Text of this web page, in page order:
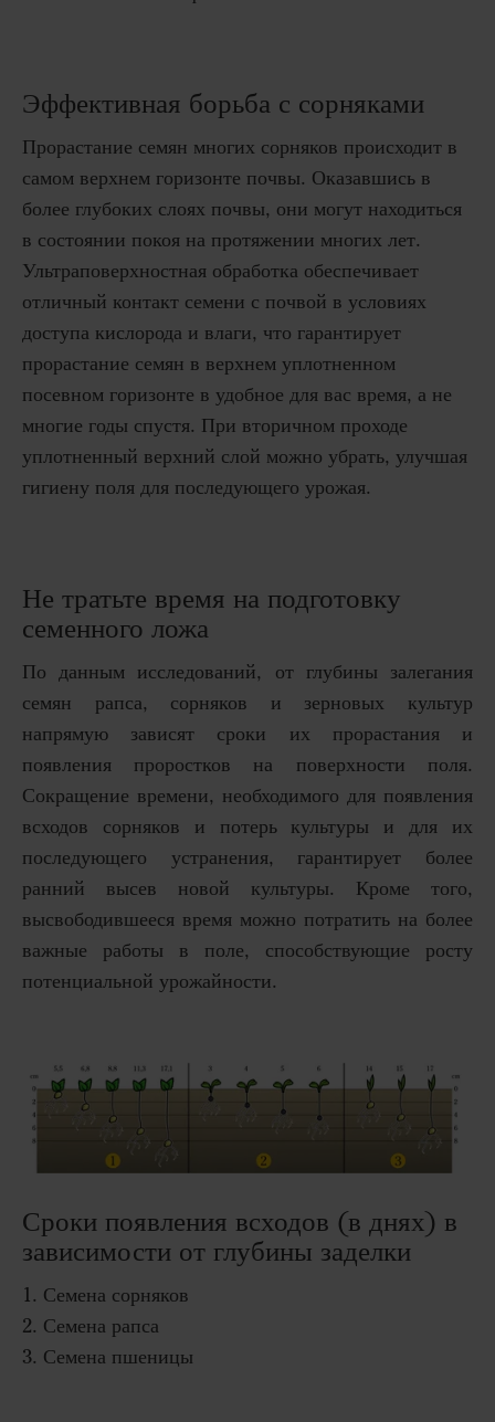
Эффективная борьба с сорняками
Прорастание семян многих сорняков происходит в
самом верхнем горизонте почвы. Оказавшись в
более глубоких слоях почвы, они могут находиться
в состоянии покоя на протяжении многих лет.
Ультраповерхностная обработка обеспечивает
отличный контакт семени с почвой в условиях
доступа кислорода и влаги, что гарантирует
прорастание семян в верхнем уплотненном
посевном горизонте в удобное для вас время, а не
многие годы спустя. При вторичном проходе
уплотненный верхний слой можно убрать, улучшая
гигиену поля для последующего урожая.
Не тратьте время на подготовку
семенного ложа
По данным исследований, от глубины залегания
семян рапса, сорняков и зерновых культур
напрямую зависят сроки их прорастания и
появления проростков на поверхности поля.
Сокращение времени, необходимого для появления
всходов сорняков и потерь культуры и для их
последующего устранения, гарантирует более
ранний высев новой культуры. Кроме того,
высвободившееся время можно потратить на более
важные работы в поле, способствующие росту
потенциальной урожайности.
Сроки появления всходов (в днях) в
зависимости от глубины заделки
1. Семена сорняков
2. Семена рапса
3. Семена пшеницы